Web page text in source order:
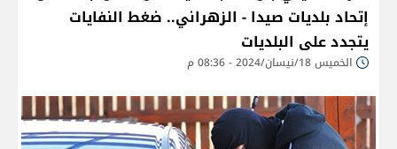
إتحاد بلديات صيدا - الزهراني.. ضغط النفايات
يتجدد على البلديات
الخميس 18/نيسان/2024 - 08:36 م